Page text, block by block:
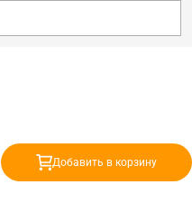
Добавить в корзину